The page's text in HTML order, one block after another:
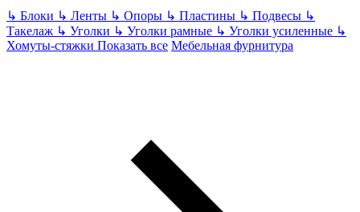
↳ Блоки ↳ Ленты ↳ Опоры ↳ Пластины ↳ Подвесы ↳
Такелаж ↳ Уголки ↳ Уголки рамные ↳ Уголки усиленные ↳
Хомуты-стяжки Показать все Мебельная фурнитура